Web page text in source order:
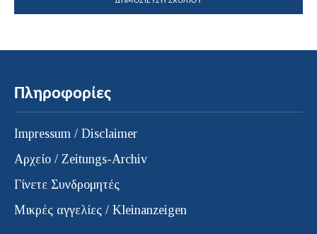
Πληροφορίες
Impressum / Disclaimer
Αρχείο / Zeitungs-Archiv
Γίνετε Συνδρομητές
Μικρές αγγελίες / Kleinanzeigen